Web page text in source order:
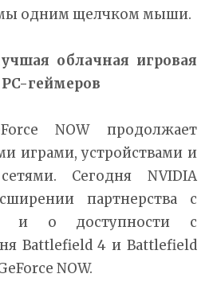
одним щелчком мыши.
облачная игровая
PC-геймеров
NOW продолжает
играми, устройствами и
Сегодня NVIDIA
партнерства с
и о доступности с
Battlefield 4 и Battlefield
NOW.